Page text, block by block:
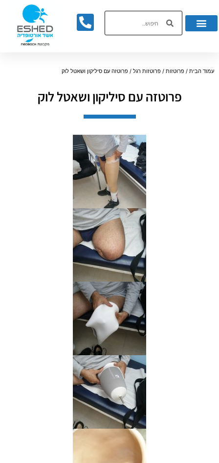
עמוד הבית / פרוטזות / פרוטזות רגל / פרוטזה עם סיליקון ושאטל לוק
פרוטזה עם סיליקון ושאטל לוק